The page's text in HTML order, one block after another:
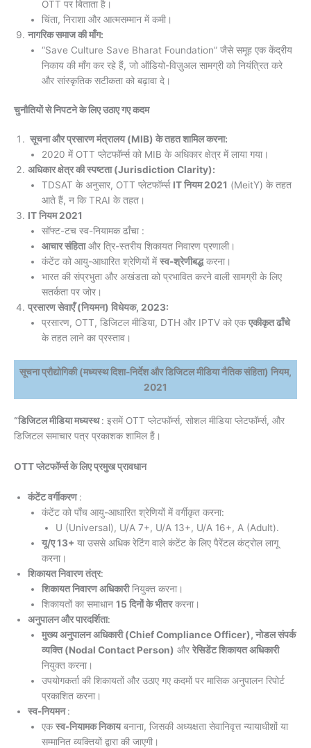
OTT पर बिताता है।
चिंता, निराशा और आत्मसम्मान में कमी।
नागरिक समाज की माँग:
“Save Culture Save Bharat Foundation” जैसे समूह एक केंद्रीय
निकाय की माँग कर रहे हैं, जो ऑडियो-विज़ुअल सामग्री को नियंत्रित करे
और सांस्कृतिक सटीकता को बढ़ावा दे।
चुनौतियों से निपटने के लिए उठाए गए कदम
सूचना और प्रसारण मंत्रालय (MIB) के तहत शामिल करना:
2020 में OTT प्लेटफॉर्म्स को MIB के अधिकार क्षेत्र में लाया गया।
अधिकार क्षेत्र की स्पष्टता (Jurisdiction Clarity):
TDSAT के अनुसार, OTT प्लेटफॉर्म्स IT नियम 2021 (MeitY) के तहत
आते हैं, न कि TRAI के तहत।
IT नियम 2021
सॉफ्ट-टच स्व-नियामक ढाँचा :
आचार संहिताऔर त्रि-स्तरीय शिकायत निवारण प्रणाली।
कंटेंट को आयु-आधारित श्रेणियों मेंस्व-श्रेणीबद्धकरना।
भारत की संप्रभुता और अखंडता को प्रभावित करने वाली सामग्री के लिए
सतर्कता पर जोर।
प्रसारण सेवाएँ (नियमन) विधेयक, 2023:
प्रसारण, OTT, डिजिटल मीडिया, DTH और IPTV को एकएकीकृत ढाँचे
के तहत लाने का प्रस्ताव।
सूचना प्रौद्योगिकी (मध्यस्थ दिशा-निर्देश और डिजिटल मीडिया नैतिक संहिता) नियम,
2021
“डिजिटल मीडिया मध्यस्थ: इसमें OTT प्लेटफॉर्म्स, सोशल मीडिया प्लेटफॉर्म्स, और
डिजिटल समाचार पत्र प्रकाशक शामिल हैं।
OTT प्लेटफॉर्म्स के लिए प्रमुख प्रावधान
कंटेंट वर्गीकरण:
कंटेंट को पाँच आयु-आधारित श्रेणियों में वर्गीकृत करना:
U (Universal), U/A 7+, U/A 13+, U/A 16+, A (Adult).
यू/ए 13+ या उससे अधिक रेटिंग वाले कंटेंट के लिए पैरेंटल कंट्रोल लागू
करना।
शिकायत निवारण तंत्र:
शिकायत निवारण अधिकारीनियुक्त करना।
शिकायतों का समाधान 15 दिनों के भीतरकरना।
अनुपालन और पारदर्शिता:
मुख्य अनुपालन अधिकारी (Chief Compliance Officer), नोडल संपर्क
व्यक्ति (Nodal Contact Person) और रेसिडेंट शिकायत अधिकारी
नियुक्त करना।
उपयोगकर्ता की शिकायतों और उठाए गए कदमों पर मासिक अनुपालन रिपोर्ट
प्रकाशित करना।
स्व-नियमन:
एकस्व-नियामक निकायबनाना, जिसकी अध्यक्षता सेवानिवृत्त न्यायाधीशों या
सम्मानित व्यक्तियों द्वारा की जाएगी।